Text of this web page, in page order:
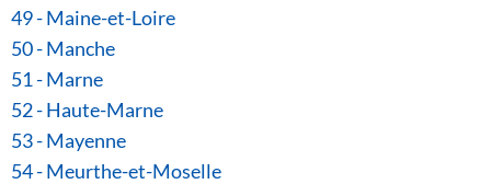
49 - Maine-et-Loire
50 - Manche
51 - Marne
52 - Haute-Marne
53 - Mayenne
54 - Meurthe-et-Moselle